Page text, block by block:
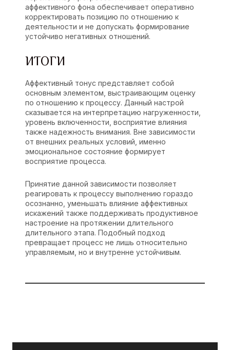
аффективного фона обеспечивает оперативно
корректировать позицию по отношению к
деятельности и не допускать формирование
устойчиво негативных отношений.
ИТОГИ
Аффективный тонус представляет собой
основным элементом, выстраивающим оценку
по отношению к процессу. Данный настрой
сказывается на интерпретацию нагруженности,
уровень включенности, восприятие влияния
также надежность внимания. Вне зависимости
от внешних реальных условий, именно
эмоциональное состояние формирует
восприятие процесса.
Принятие данной зависимости позволяет
реагировать к процессу выполнению гораздо
осознанно, уменьшать влияние аффективных
искажений также поддерживать продуктивное
настроение на протяжении длительного
длительного этапа. Подобный подход
превращает процесс не лишь относительно
управляемым, но и внутренне устойчивым.